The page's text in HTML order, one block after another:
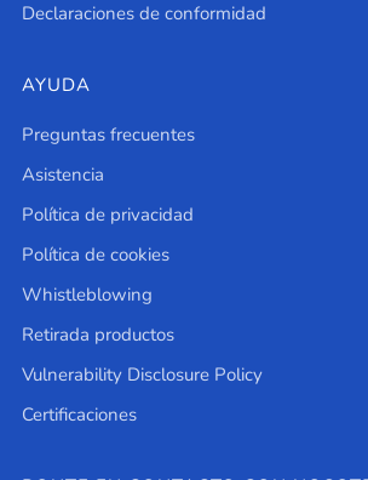
Declaraciones de conformidad
AYUDA
Preguntas frecuentes
Asistencia
Política de privacidad
Política de cookies
Whistleblowing
Retirada productos
Vulnerability Disclosure Policy
Certificaciones